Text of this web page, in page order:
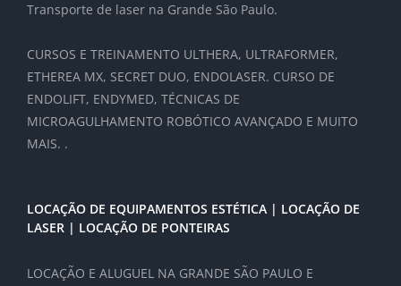
Transporte de laser na Grande São Paulo.
CURSOS E TREINAMENTO ULTHERA, ULTRAFORMER,
ETHEREA MX, SECRET DUO, ENDOLASER. CURSO DE
ENDOLIFT, ENDYMED, TÉCNICAS DE
MICROAGULHAMENTO ROBÓTICO AVANÇADO E MUITO
MAIS. .
LOCAÇÃO DE EQUIPAMENTOS ESTÉTICA | LOCAÇÃO DE
LASER | LOCAÇÃO DE PONTEIRAS
LOCAÇÃO E ALUGUEL NA GRANDE SÃO PAULO E